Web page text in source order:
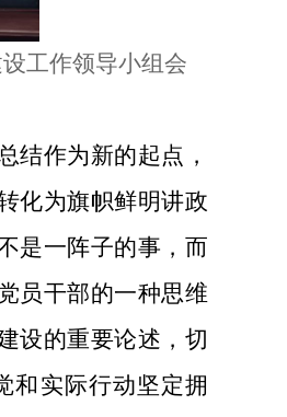
工作领导小组会
结作为新的起点，
化为旗帜鲜明讲政
是一阵子的事，而
员干部的一种思维
设的重要论述，切
和实际行动坚定拥